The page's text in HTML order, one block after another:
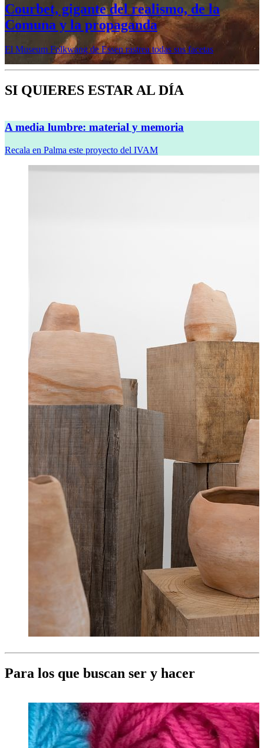
Mujeres prerrafaelitas, psiquiatría en la
vanguardia, Minor White o Dana
Lixenberg, en otoño en la Fundación
MAPFRE
Veremos cinco muestras en sus sedes de Madrid y Barcelona
SI QUIERES ESTAR AL DÍA
A media lumbre: material y memoria
Para los que buscan ser y hacer